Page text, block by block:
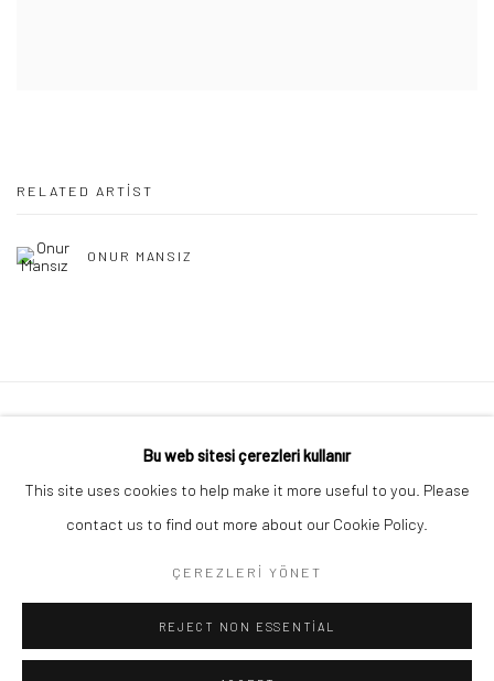
RELATED ARTIST
ONUR MANSIZ
© TÜM HAKLARI SAKLIDIR 2026 ART ON ISTANBUL
SITE BY ARTLOGIC
Bu web sitesi çerezleri kullanır
This site uses cookies to help make it more useful to you. Please
contact us to find out more about our Cookie Policy.
ÇEREZLERI YÖNET
REJECT NON ESSENTIAL